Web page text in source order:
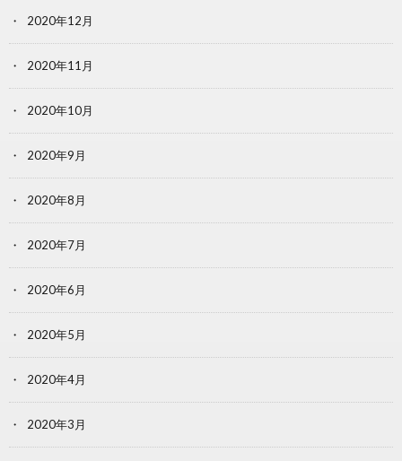
2020年12月
2020年11月
2020年10月
2020年9月
2020年8月
2020年7月
2020年6月
2020年5月
2020年4月
2020年3月